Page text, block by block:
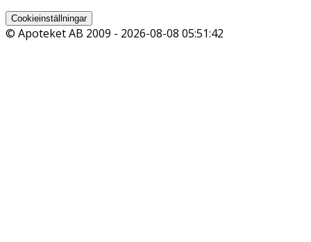
Cookieinställningar
© Apoteket AB 2009 - 2026-08-08 05:51:42